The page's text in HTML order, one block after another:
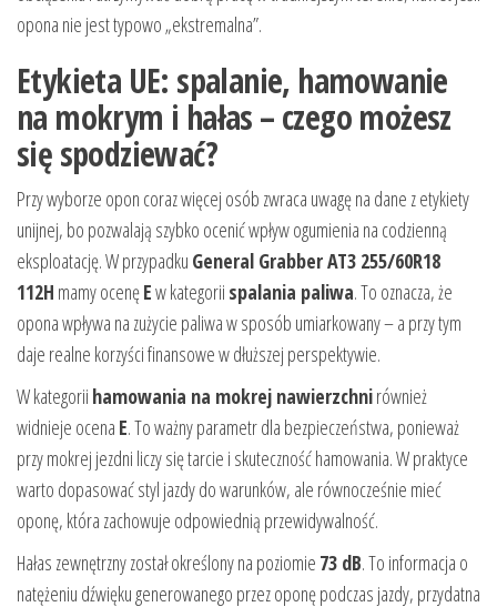
opona nie jest typowo „ekstremalna”.
Etykieta UE: spalanie, hamowanie
na mokrym i hałas – czego możesz
się spodziewać?
Przy wyborze opon coraz więcej osób zwraca uwagę na dane z etykiety
unijnej, bo pozwalają szybko ocenić wpływ ogumienia na codzienną
eksploatację. W przypadku General Grabber AT3 255/60R18
112H mamy ocenęEw kategorii spalania paliwa. To oznacza, że
opona wpływa na zużycie paliwa w sposób umiarkowany – a przy tym
daje realne korzyści finansowe w dłuższej perspektywie.
W kategorii hamowania na mokrej nawierzchnirównież
widnieje ocena E. To ważny parametr dla bezpieczeństwa, ponieważ
przy mokrej jezdni liczy się tarcie i skuteczność hamowania. W praktyce
warto dopasować styl jazdy do warunków, ale równocześnie mieć
oponę, która zachowuje odpowiednią przewidywalność.
Hałas zewnętrzny został określony na poziomie 73 dB. To informacja o
natężeniu dźwięku generowanego przez oponę podczas jazdy, przydatna